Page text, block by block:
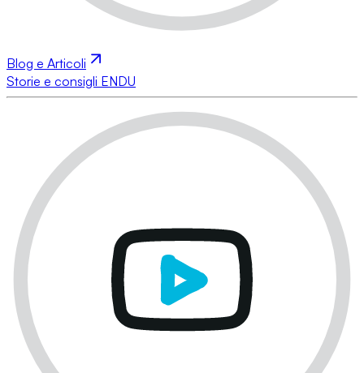
Blog e Articoli
Storie e consigli ENDU